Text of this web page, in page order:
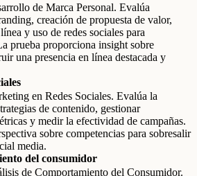
de Marca Personal. Evalúa
creación de propuesta de valor,
y uso de redes sociales para
prueba proporciona insight sobre
una presencia en línea destacada y
en Redes Sociales. Evalúa la
de contenido, gestionar
y medir la efectividad de campañas.
sobre competencias para sobresalir
media.
del consumidor
de Comportamiento del Consumidor.